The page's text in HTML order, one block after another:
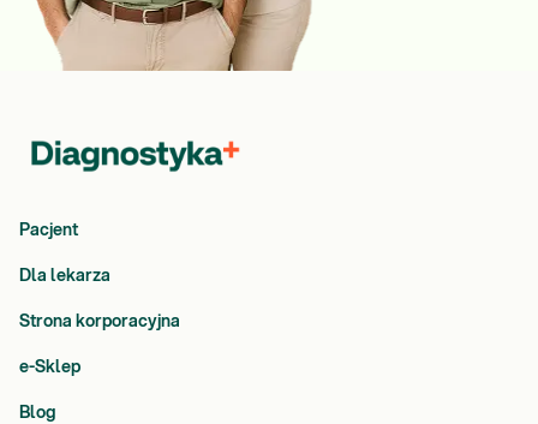
Pacjent
Dla lekarza
Strona korporacyjna
e-Sklep
Blog